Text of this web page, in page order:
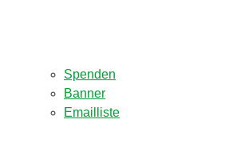
Spenden
Banner
Emailliste